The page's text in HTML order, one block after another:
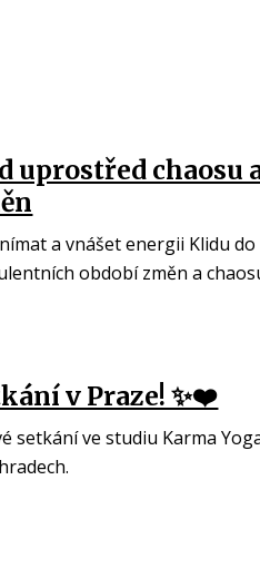
uprostřed chaosu
a vnášet energii Klidu do
období změn a
v Praze! ✨️❤️
setkání ve studiu Karma